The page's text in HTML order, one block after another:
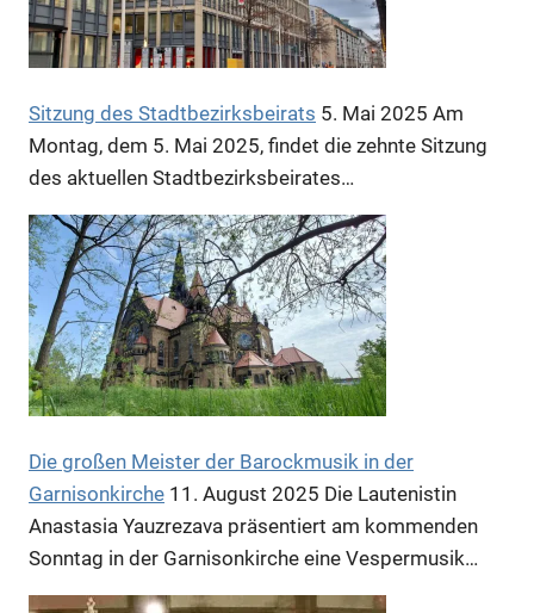
Sitzung des Stadtbezirksbeirats 5. Mai 2025 Am
Montag, dem 5. Mai 2025, findet die zehnte Sitzung
des aktuellen Stadtbezirksbeirates…
Die großen Meister der Barockmusik in der
Garnisonkirche 11. August 2025 Die Lautenistin
Anastasia Yauzrezava präsentiert am kommenden
Sonntag in der Garnisonkirche eine Vespermusik…